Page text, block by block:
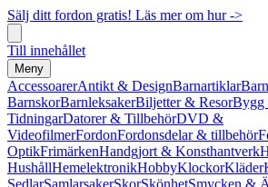
Sälj ditt fordon gratis! Läs mer om hur ->
Till innehållet
Meny
AccessoarerAntikt & DesignBarnartiklar
BarnskorBarnleksakerBiljetter & ResorBygg
TidningarDatorer & TillbehörDVD &
VideofilmerFordonFordonsdelar & tillbehör
OptikFrimärkenHandgjort & Konsthantverk
HushållHemelektronikHobbyKlockorKläder
SedlarSamlarsakerSkorSkönhetSmycken &